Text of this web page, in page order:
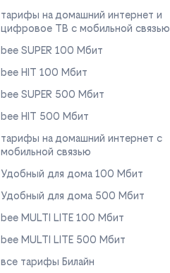
тарифы на домашний интернет и
цифровое ТВ с мобильной связью
bee SUPER 100 Мбит
bee HIT 100 Мбит
bee SUPER 500 Мбит
bee HIT 500 Мбит
тарифы на домашний интернет с
мобильной связью
Удобный для дома 100 Мбит
Удобный для дома 500 Мбит
bee MULTI LITE 100 Мбит
bee MULTI LITE 500 Мбит
все тарифы Билайн